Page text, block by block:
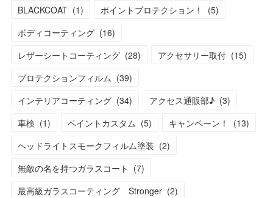
BLACKCOAT (1) ポイントプロテクション！ (5)
ボディコーティング (16)
レザーシートコーティング (28) アクセサリー取付 (15)
プロテクションフィルム (39)
インテリアコーティング (34) アクセス通販部♪ (3)
車検 (1) ペイントカスタム (5) キャンペーン！ (13)
ヘッドライトスモークフィルム塗装 (2)
無敵の名を持つガラスコート (7)
最高級ガラスコーティング Stronger (2)